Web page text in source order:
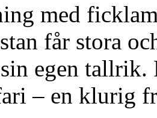
med
får stora
egen
– en klurig